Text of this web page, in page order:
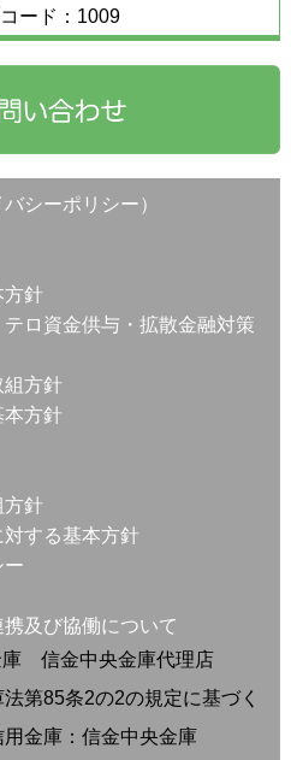
ード：1009
シーポリシー）
方針
ロ資金供与・拡散金融対策
組方針
本方針
方針
する基本方針
ー
及び協働について
庫 信金中央金庫代理店
第85条2の2の規定に基づく
金庫：信金中央金庫